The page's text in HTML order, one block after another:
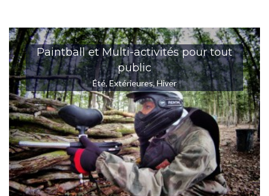
Paintball et Multi-activités pour tout
public
Été, Extérieures,Hiver